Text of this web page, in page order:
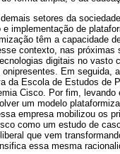
setores da
implementação de
têm a capacidade
contexto, nas
digitais no vasto
Em seguida,
da Escola de Estudos de
Cisco. Por fim,
um modelo
empresa mobilizou os
como um estudo de
que vem
essa mesma